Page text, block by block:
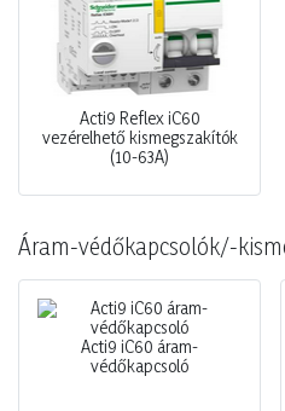
Acti9 Reflex iC60
vezérelhető kismegszakítók
(10-63A)
Áram-védőkapcsolók/-
Acti9 iC60 áram-
védőkapcsoló